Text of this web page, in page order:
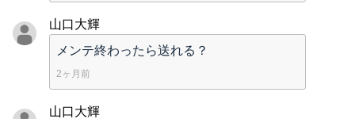
山口大輝
メンテ終わったら送れる？
2ヶ月前
山口大輝